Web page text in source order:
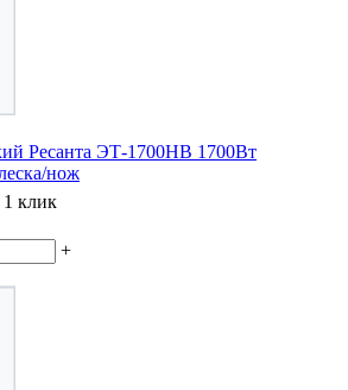
Ресанта ЭТ-1700НВ 1700Вт
нож
клик
+